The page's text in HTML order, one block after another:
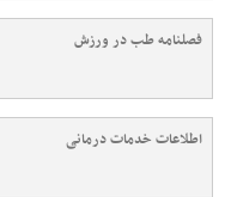
فصلنامه طب در ورزش
اطلاعات خدمات درمانی